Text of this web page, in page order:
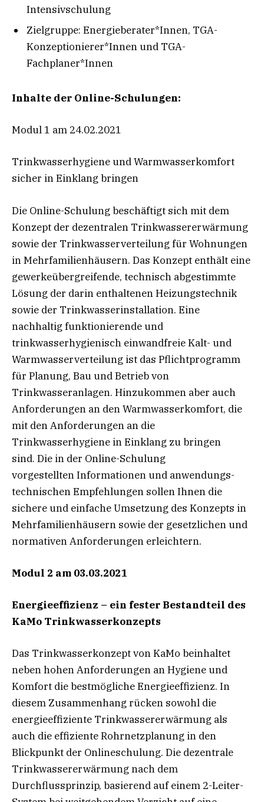
Intensivschulung
Zielgruppe: Energieberater*Innen, TGA-
Konzeptionierer*Innen und TGA-
Fachplaner*Innen
Inhalte der Online-Schulungen:
Modul 1 am 24.02.2021
Trinkwasserhygiene und Warmwasserkomfort
sicher in Einklang bringen
Die Online-Schulung beschäftigt sich mit dem
Konzept der dezentralen Trinkwassererwärmung
sowie der Trinkwasserverteilung für Wohnungen
in Mehrfamilienhäusern. Das Konzept enthält eine
gewerkeübergreifende, technisch abgestimmte
Lösung der darin enthaltenen Heizungstechnik
sowie der Trinkwasserinstallation. Eine
nachhaltig funktionierende und
trinkwasserhygienisch einwandfreie Kalt- und
Warmwasserverteilung ist das Pflichtprogramm
für Planung, Bau und Betrieb von
Trinkwasseranlagen. Hinzukommen aber auch
Anforderungen an den Warmwasserkomfort, die
mit den Anforderungen an die
Trinkwasserhygiene in Einklang zu bringen
sind. Die in der Online-Schulung
vorgestellten Informationen und anwendungs-
technischen Empfehlungen sollen Ihnen die
sichere und einfache Umsetzung des Konzepts in
Mehrfamilienhäusern sowie der gesetzlichen und
normativen Anforderungen erleichtern.
Modul 2 am 03.03.2021
Energieeffizienz – ein fester Bestandteil des
KaMo Trinkwasserkonzepts
Das Trinkwasserkonzept von KaMo beinhaltet
neben hohen Anforderungen an Hygiene und
Komfort die bestmögliche Energieeffizienz. In
diesem Zusammenhang rücken sowohl die
energieeffiziente Trinkwassererwärmung als
auch die effiziente Rohrnetzplanung in den
Blickpunkt der Onlineschulung. Die dezentrale
Trinkwassererwärmung nach dem
Durchflussprinzip, basierend auf einem 2-Leiter-